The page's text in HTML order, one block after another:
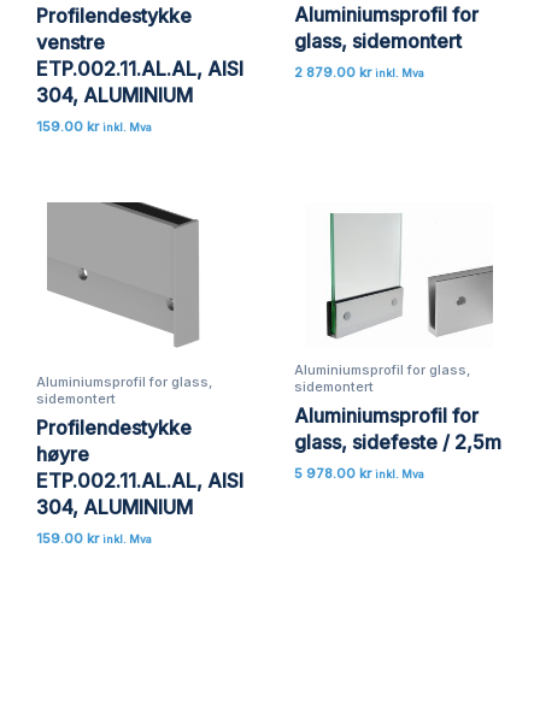
Profilendestykke
venstre
ETP.002.11.AL.AL, AISI
304, ALUMINIUM
159.00 kr inkl. Mva
Aluminiumsprofil for
glass, sidemontert
2 879.00 kr inkl. Mva
Aluminiumsprofil for glass,
sidemontert
Profilendestykke
høyre
ETP.002.11.AL.AL, AISI
304, ALUMINIUM
159.00 kr inkl. Mva
Aluminiumsprofil for glass,
sidemontert
Aluminiumsprofil for
glass, sidefeste / 2,5m
5 978.00 kr inkl. Mva